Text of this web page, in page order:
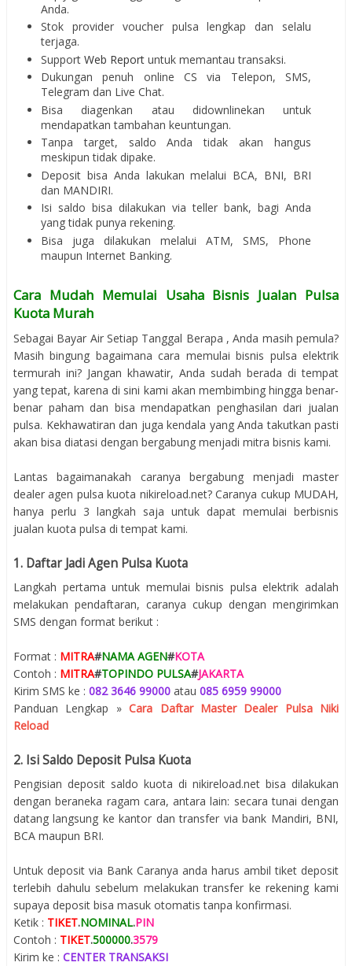
Anda.
Stok provider voucher pulsa lengkap dan selalu
terjaga.
Support Web Report untuk memantau transaksi.
Dukungan penuh online CS via Telepon, SMS,
Telegram dan Live Chat.
Bisa diagenkan atau didownlinekan untuk
mendapatkan tambahan keuntungan.
Tanpa target, saldo Anda tidak akan hangus
meskipun tidak dipake.
Deposit bisa Anda lakukan melalui BCA, BNI, BRI
dan MANDIRI.
Isi saldo bisa dilakukan via teller bank, bagi Anda
yang tidak punya rekening.
Bisa juga dilakukan melalui ATM, SMS, Phone
maupun Internet Banking.
Cara Mudah Memulai Usaha Bisnis Jualan Pulsa
Kuota Murah
Sebagai Bayar Air Setiap Tanggal Berapa , Anda masih pemula?
Masih bingung bagaimana cara memulai bisnis pulsa elektrik
termurah ini? Jangan khawatir, Anda sudah berada di tempat
yang tepat, karena di sini kami akan membimbing hingga benar-
benar paham dan bisa mendapatkan penghasilan dari jualan
pulsa. Kekhawatiran dan juga kendala yang Anda takutkan pasti
akan bisa diatasi dengan bergabung menjadi mitra bisnis kami.
Lantas bagaimanakah caranya bergabung menjadi master
dealer agen pulsa kuota nikireload.net? Caranya cukup MUDAH,
hanya perlu 3 langkah saja untuk dapat memulai berbisnis
jualan kuota pulsa di tempat kami.
1. Daftar Jadi Agen Pulsa Kuota
Langkah pertama untuk memulai bisnis pulsa elektrik adalah
melakukan pendaftaran, caranya cukup dengan mengirimkan
SMS dengan format berikut :
Format : MITRA#NAMA AGEN#KOTA
Contoh : MITRA#TOPINDO PULSA#JAKARTA
Kirim SMS ke : 082 3646 99000 atau 085 6959 99000
Panduan Lengkap »Cara Daftar Master Dealer Pulsa Niki
Reload
2. Isi Saldo Deposit Pulsa Kuota
Pengisian deposit saldo kuota di nikireload.net bisa dilakukan
dengan beraneka ragam cara, antara lain: secara tunai dengan
datang langsung ke kantor dan transfer via bank Mandiri, BNI,
BCA maupun BRI.
Untuk deposit via Bank Caranya anda harus ambil tiket deposit
terlebih dahulu sebelum melakukan transfer ke rekening kami
supaya deposit bisa masuk otomatis tanpa konfirmasi.
Ketik : TIKET.NOMINAL.PIN
Contoh : TIKET.500000.3579
Kirim ke : CENTER TRANSAKSI